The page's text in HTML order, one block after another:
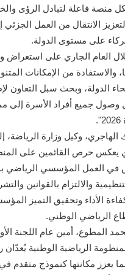
منصة فاعلة لتبادل الرؤى
الانتقال من العمل
على مستوى الدولة.
العام الجاري على استعراض
والاستفادة من الإمكانات
الدولة، وبحث سبل التعاون
وصول جميع أفراد الأسرة إلى
الهاجري، وكيل وزارة
يعكس حرص القائمين على
في العمل المؤسسي الرياضي
والالتزام بالقوانين
كفاءة الأداء وتحقيق التميز
الرياضي الوطني.
المطوع، أمين عام اللجنة
الرياضية الوطنية
يعزز مكانتها كنموذج متقدم